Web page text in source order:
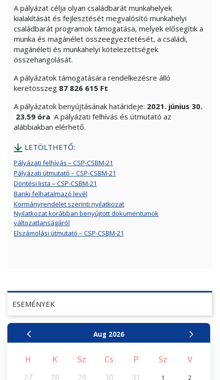
ESEMÉNYEK
Aug 2026
H K Sz Cs P Sz
V
27
28 29 30 31 1
2
A pályázat célja olyan családbarát munkahelyek
kialakítását és fejlesztését megvalósító munkahelyi
családbarát programok támogatása, melyek elősegítik a
munka és magánélet összeegyeztetését, a családi,
magánéleti és munkahelyi kötelezettségek
összehangolását.
A pályázatok támogatására rendelkezésre álló
keretösszeg 87 826 615 Ft
A pályázatok benyújtásának határideje: 2021. június 30.
23.59 óra A pályázati felhívás és útmutató az
alábbiakban elérhető.
LETÖLTHETŐ:
Pályázati felhívás – CSP-CSBM-21
Pályázati útmutató – CSP-CSBM-21
Döntési lista – CSP-CSBM-21
Banki felhatalmazó levél
Kormányrendelet szerinti nyilatkozat
Nyilatkozat korábban benyújtott dokumentumok
változatlanságáról
Elszámolási útmutató – CSP-CSBM-21